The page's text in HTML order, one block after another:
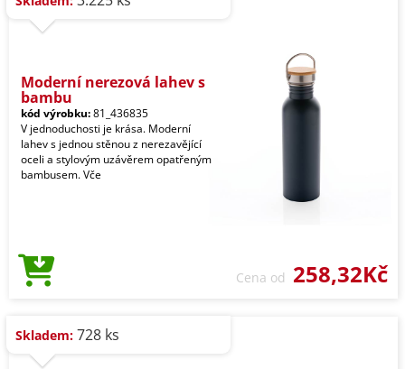
Moderní nerezová lahev s
bambu
kód výrobku:81_436835
V jednoduchosti je krása. Moderní
lahev s jednou stěnou z nerezavějící
oceli a stylovým uzávěrem opatřeným
bambusem. Vče
Cena od 258,32Kč
Skladem: 728 ks